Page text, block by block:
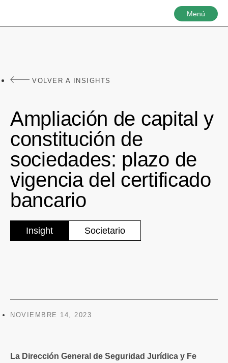
Menú
VOLVER A INSIGHTS
Ampliación de capital y
constitución de
sociedades: plazo de
vigencia del certificado
bancario
Insight Societario
NOVIEMBRE 14, 2023
La Dirección General de Seguridad Jurídica y Fe